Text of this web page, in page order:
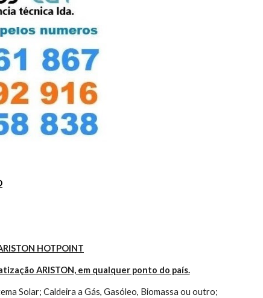
HOTPOINT
ARISTON, em qualquer ponto do país.
Solar; Caldeira a Gás, Gasóleo, Biomassa ou outro;